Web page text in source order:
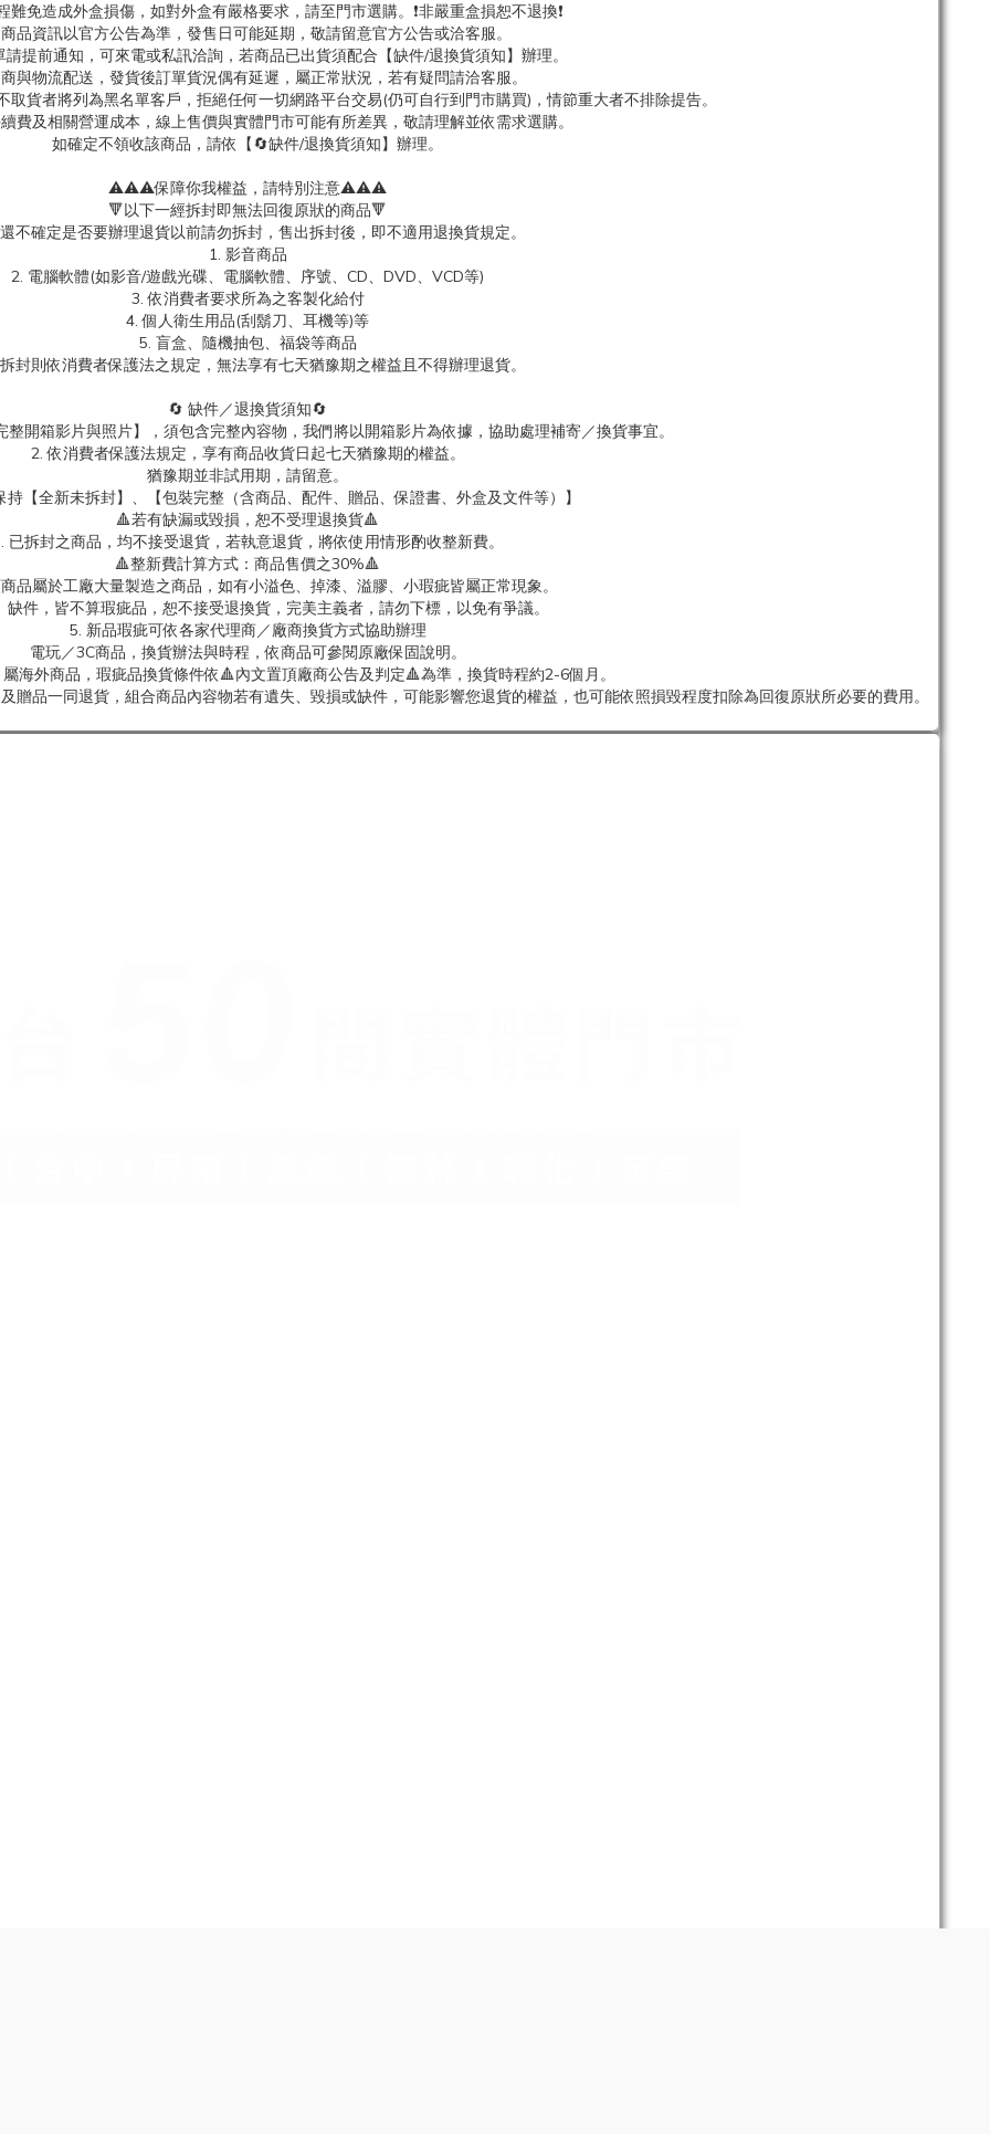
難免造成外盒損傷，如對外盒有嚴格要求，請至門市選購。❗非嚴重盒損恕不退換❗
品資訊以官方公告為準，發售日可能延期，敬請留意官方公告或洽客服。
請提前通知，可來電或私訊洽詢，若商品已出貨須配合【缺件/退換貨須知】辦理。
與物流配送，發貨後訂單貨況偶有延遲，屬正常狀況，若有疑問請洽客服。
取貨者將列為黑名單客戶，拒絕任何一切網路平台交易(仍可自行到門市購買)，情節重大者不排除提告。
費及相關營運成本，線上售價與實體門市可能有所差異，敬請理解並依需求選購。
如確定不領收該商品，請依【🔄缺件/退換貨須知】辦理。
⚠️⚠️⚠️保障你我權益，請特別注意⚠️⚠️⚠️
🔻以下一經拆封即無法回復原狀的商品🔻
不確定是否要辦理退貨以前請勿拆封，售出拆封後，即不適用退換貨規定。
1. 影音商品
2. 電腦軟體(如影音/遊戲光碟、電腦軟體、序號、CD、DVD、VCD等)
3. 依消費者要求所為之客製化給付
4. 個人衛生用品(刮鬍刀、耳機等)等
5. 盲盒、隨機抽包、福袋等商品
封則依消費者保護法之規定，無法享有七天猶豫期之權益且不得辦理退貨。
🔄 缺件／退換貨須知🔄
開箱影片與照片】，須包含完整內容物，我們將以開箱影片為依據，協助處理補寄／換貨事宜。
2. 依消費者保護法規定，享有商品收貨日起七天猶豫期的權益。
猶豫期並非試用期，請留意。
持【全新未拆封】、【包裝完整（含商品、配件、贈品、保證書、外盒及文件等）】
🔺若有缺漏或毀損，恕不受理退換貨🔺
已拆封之商品，均不接受退貨，若執意退貨，將依使用情形酌收整新費。
🔺整新費計算方式：商品售價之30%🔺
品屬於工廠大量製造之商品，如有小溢色、掉漆、溢膠、小瑕疵皆屬正常現象。
缺件，皆不算瑕疵品，恕不接受退換貨，完美主義者，請勿下標，以免有爭議。
5. 新品瑕疵可依各家代理商／廠商換貨方式協助辦理
電玩／3C商品，換貨辦法與時程，依商品可參閱原廠保固說明。
海外商品，瑕疵品換貨條件依🔺內文置頂廠商公告及判定🔺為準，換貨時程約2-6個月。
品一同退貨，組合商品內容物若有遺失、毀損或缺件，可能影響您退貨的權益，也可能依照損毀程度扣除為回復原狀所必要的費用。